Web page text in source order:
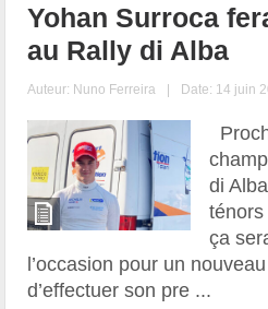
Yohan Surroca
au Rally di Alba
Auteur: Nuno Ferreira | Date: 14 juin
di
ça
l’occasion pour un
d’effectuer son pre ...